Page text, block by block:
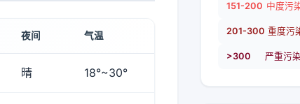
夜间 气温
晴 18°~30°
151-200 中度污
201-300 重度污
>300 严重污